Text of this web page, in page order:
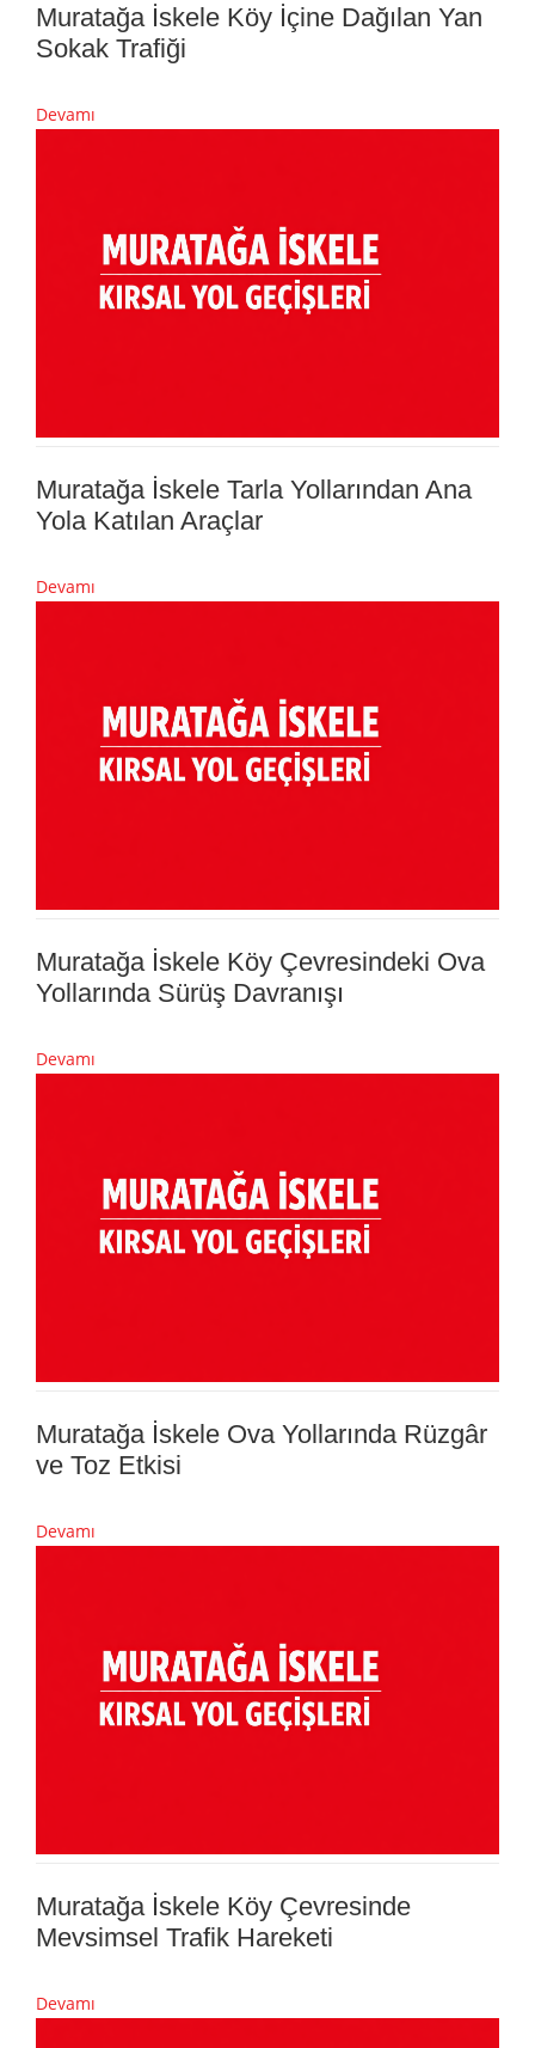
Muratağa İskele Köy İçine Dağılan Yan
Sokak Trafiği
Devamı
Muratağa İskele Tarla Yollarından Ana
Yola Katılan Araçlar
Devamı
Muratağa İskele Köy Çevresindeki Ova
Yollarında Sürüş Davranışı
Devamı
Muratağa İskele Ova Yollarında Rüzgâr
ve Toz Etkisi
Devamı
Muratağa İskele Köy Çevresinde
Mevsimsel Trafik Hareketi
Devamı